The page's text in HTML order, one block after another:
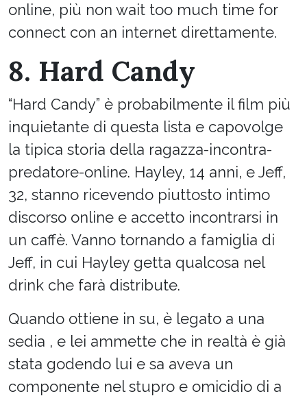
online, più non wait too much time for
connect con an internet direttamente.
8. Hard Candy
“Hard Candy” è probabilmente il film più
inquietante di questa lista e capovolge
la tipica storia della ragazza-incontra-
predatore-online. Hayley, 14 anni, e Jeff,
32, stanno ricevendo piuttosto intimo
discorso online e accetto incontrarsi in
un caffè. Vanno tornando a famiglia di
Jeff, in cui Hayley getta qualcosa nel
drink che farà distribute.
Quando ottiene in su, è legato a una
sedia , e lei ammette che in realtà è già
stata godendo lui e sa aveva un
componente nel stupro e omicidio di a